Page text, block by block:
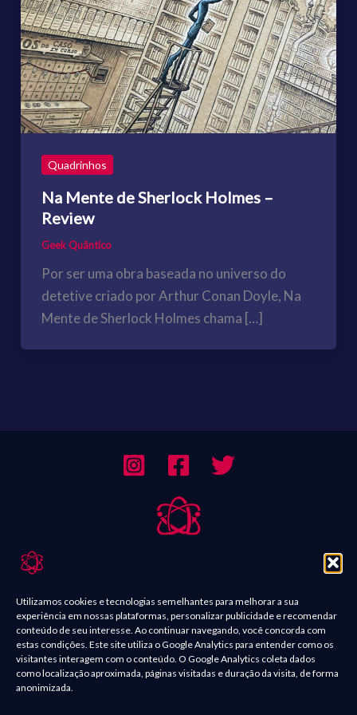
Utilizamos cookies e tecnologias semelhantes para melhorar a sua
experiência em nossas plataformas, personalizar publicidade e recomendar
conteúdo de seu interesse. Ao continuar navegando, você concorda com
estas condições. Este site utiliza o Google Analytics para entender como os
visitantes interagem com o conteúdo. O Google Analytics coleta dados
como localização aproximada, páginas visitadas e duração da visita, de forma
anonimizada.
Quadrinhos
Na Mente de Sherlock Holmes –
Review
Geek Quântico
Por ser uma obra baseada no universo do
detetive criado por Arthur Conan Doyle, Na
Mente de Sherlock Holmes chama […]
Contato
Política de Comentários
Política de Privacidade
Termos e condições